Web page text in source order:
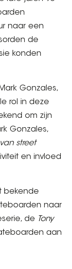
naar een
de
konden
Gonzales,
rol in deze
om zijn
Gonzales,
street
en invloed
bekende
naar
de Tony
aan